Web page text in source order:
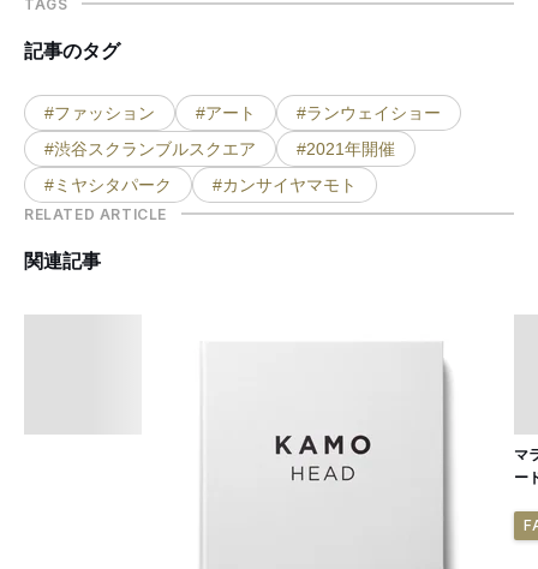
TAGS
記事のタグ
#ファッション #アート
#ランウェイショー
#渋谷スクランブルスクエア
#2021年開催
#ミヤシタパーク
#カンサイヤマモト
RELATED ARTICLE
関連記事
マ
ー